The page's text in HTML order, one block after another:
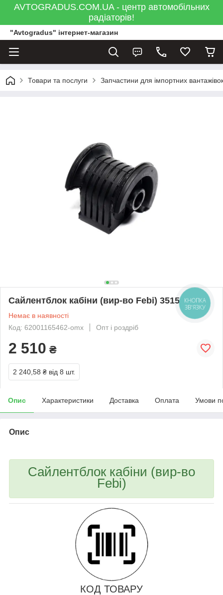
AVTOGRADUS.COM.UA - центр автомобільних
радіаторів!
"Avtogradus" інтернет-магазин
Товари та послуги Запчастини для імпортних
Сайлентблок кабіни (вир-во Febi) 35150
Немає в наявності
Код: 62001165462-omx
Опт і роздріб
2 510 ₴
2 240,58 ₴ від 8 шт.
Опис Характеристики Доставка Оплата Умови
Опис
Сайлентблок кабіни (вир-во
Febi)
КОД ТОВАРУ
КНОПКА
ЗВ'ЯЗКУ